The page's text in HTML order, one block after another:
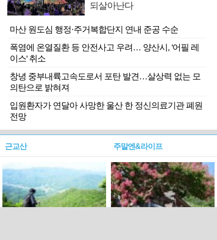
되살아난다
마산 원도심 행정·주거복합단지 연내 준공 수순
폭염에 온열질환 등 안전사고 우려… 양산시, '어필 레
이스' 취소
창녕 중부내륙고속도로서 포탄 발견…살상력 없는 모
의탄으로 밝혀져
입원환자가 연달아 사망한 울산 한 정신의료기관 폐원
전망
근교산 주말엔&라이프